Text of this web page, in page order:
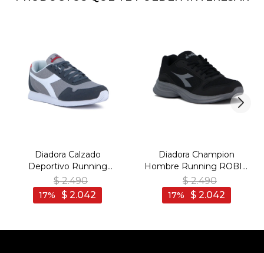
Diadora Calzado
Deportivo Running
SIMPLE RUN - Man - Gris
$ 2.490
$ 2.042
17
Diadora Champion
Hombre Running ROBIN
4 - Negro-Gris Oscuro
$ 2.490
$ 2.042
17